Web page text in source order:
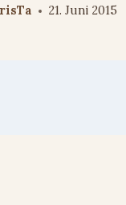
21. Juni 2015